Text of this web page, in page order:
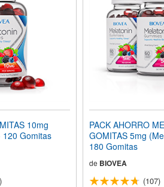
10mg
120 Gomitas
PACK AHORRO
GOMITAS 5mg
180 Gomitas
de BIOVEA
(107)